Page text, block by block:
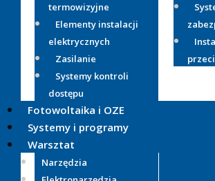
termowizyjne
Elementy instalacji
elektrycznych
Zasilanie
Systemy kontroli
dostępu
Fotowoltaika i OZE
Systemy i programy
Warsztat
Narzędzia